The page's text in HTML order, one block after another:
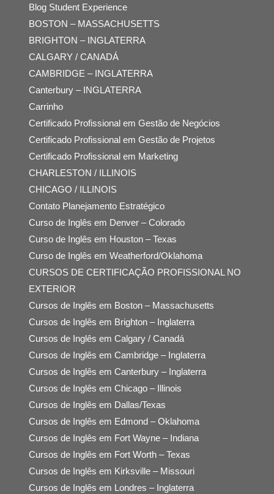
Blog Student Experience
BOSTON – MASSACHUSETTS
BRIGHTON – INGLATERRA
CALGARY / CANADÁ
CAMBRIDGE – INGLATERRA
Canterbury – INGLATERRA
Carrinho
Certificado Profissional em Gestão de Negócios
Certificado Profissional em Gestão de Projetos
Certificado Profissional em Marketing
CHARLESTON / ILLINOIS
CHICAGO / ILLINOIS
Contato Planejamento Estratégico
Curso de Inglês em Denver – Colorado
Curso de Inglês em Houston – Texas
Curso de Inglês em Weatherford/Oklahoma
CURSOS DE CERTIFICAÇÃO PROFISSIONAL NO
EXTERIOR
Cursos de Inglês em Boston – Massachusetts
Cursos de Inglês em Brighton – Inglaterra
Cursos de Inglês em Calgary / Canadá
Cursos de Inglês em Cambridge – Inglaterra
Cursos de Inglês em Canterbury – Inglaterra
Cursos de Inglês em Chicago – Illinois
Cursos de Inglês em Dallas/Texas
Cursos de Inglês em Edmond – Oklahoma
Cursos de Inglês em Fort Wayne – Indiana
Cursos de Inglês em Fort Worth – Texas
Cursos de Inglês em Kirksville – Missouri
Cursos de Inglês em Londres – Inglaterra